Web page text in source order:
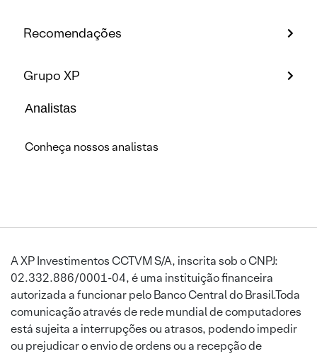
Recomendações
Grupo XP
Analistas
Conheça nossos analistas
A XP Investimentos CCTVM S/A, inscrita sob o CNPJ:
02.332.886/0001-04, é uma instituição financeira
autorizada a funcionar pelo Banco Central do Brasil.Toda
comunicação através de rede mundial de computadores
está sujeita a interrupções ou atrasos, podendo impedir
ou prejudicar o envio de ordens ou a recepção de